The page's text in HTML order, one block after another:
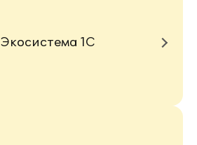
Экосистема 1С